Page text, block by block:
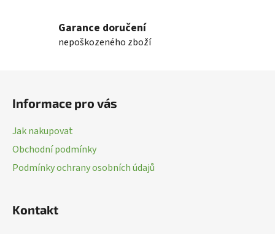
Garance doručení
nepoškozeného zboží
Informace pro vás
Jak nakupovat
Obchodní podmínky
Podmínky ochrany osobních údajů
Kontakt